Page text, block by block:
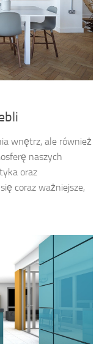
wnętrz, ale również
naszych
oraz
coraz ważniejsze,